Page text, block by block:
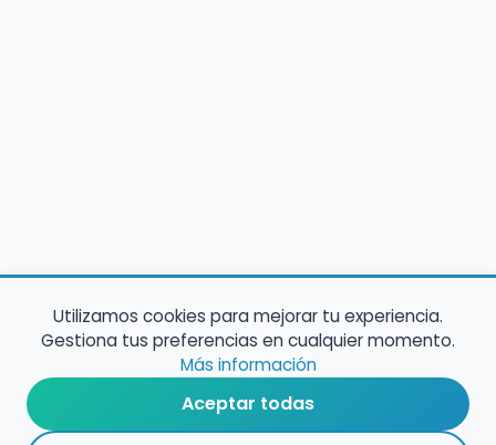
Utilizamos cookies para mejorar tu experiencia.
Gestiona tus preferencias en cualquier momento.
Más información
Aceptar todas